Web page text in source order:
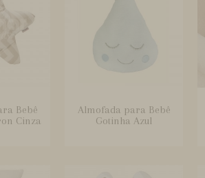
Bebê
Cinza
Almofada para Bebê
Gotinha Azul